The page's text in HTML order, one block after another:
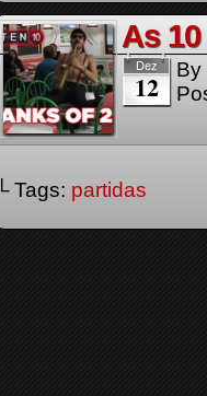
As
Dez
12
By
└ Tags: partidas